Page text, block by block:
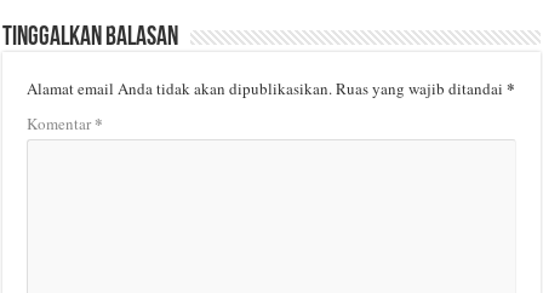
Tinggalkan Balasan
Alamat email Anda tidak akan dipublikasikan.Ruas yang wajib ditandai*
Komentar*